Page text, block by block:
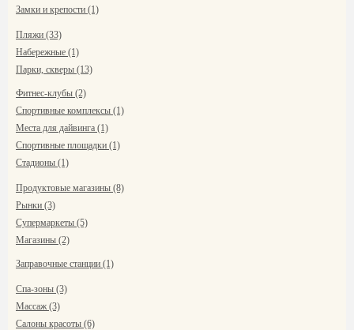
Замки и крепости (1)
Пляжи (33)
Набережные (1)
Парки, скверы (13)
Фитнес-клубы (2)
Спортивные комплексы (1)
Места для дайвинга (1)
Спортивные площадки (1)
Стадионы (1)
Продуктовые магазины (8)
Рынки (3)
Супермаркеты (5)
Магазины (2)
Заправочные станции (1)
Спа-зоны (3)
Массаж (3)
Салоны красоты (6)